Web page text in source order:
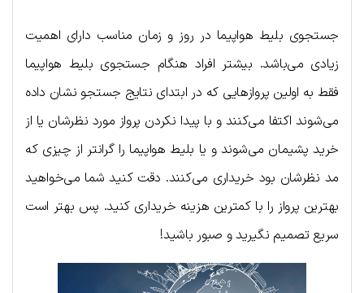
جستجوی بلیط هواپیما در روز و زمان مناسب دارای اهمیت
زیادی می‌باشد. بیشتر افراد هنگام جستجوی بلیط هواپیما
فقط به اولین پروازهایی که در ابتدای نتایج جستجو نشان داده
می‌شوند اکتفا می‌کنند و با پیدا نکردن پرواز مورد نظرشان یا از
خرید پشیمان می‌شوند و یا بلیط هواپیما را گرانتر از چیزی که
مد نظرشان بود خریداری می‌کنند. دقت کنید شما می‌خواهید
بهترین پرواز را با کمترین هزینه خریداری کنید. پس بهتر است
سریع تصمیم نگیرید و صبور باشید!